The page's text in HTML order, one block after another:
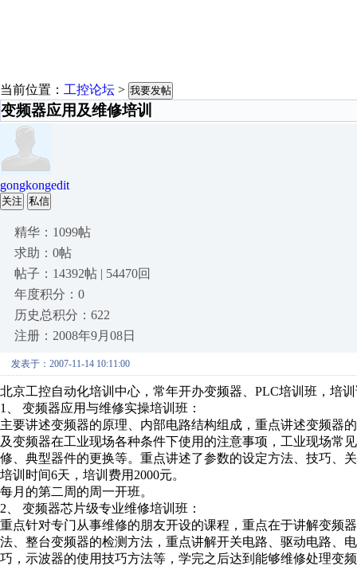
当前位置： 工控论坛 > 我要发帖
变频器应用及维修培训
gongkongedit
关注 私信
精华：1099帖
求助：0帖
帖子：14392帖 | 54470回
年度积分：0
历史总积分：622
注册：2008年9月08日
发表于：2007-11-14 10:11:00
北京工控自动化培训中心，常年开办变频器、PLC培训班，培
1、 变频器应用与维修实操培训班：
主要讲述变频器的原理、内部电路结构组成，重点讲述变频器
及变频器在工业现场各种条件下使用的注意事项，工业现场常
修、典型器件的更换等。重点讲述了参数的设定方法、技巧、
培训时间6天，培训费用2000元。
每月的第二周的周一开班。
2、 变频器芯片级专业维修培训班：
重点针对专门从事维修的朋友开设的课程，重点在于讲解变频
法、整台变频器的检测方法，重点讲解开关电路、驱动电路、
巧，示波器的使用技巧方法等，学完之后达到能够维修处理变